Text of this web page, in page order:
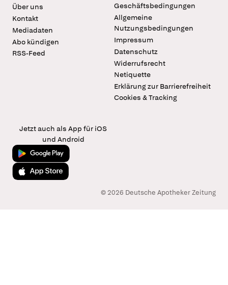
Über uns
Kontakt
Mediadaten
Abo kündigen
RSS-Feed
Geschäftsbedingungen
Allgemeine
Nutzungsbedingungen
Impressum
Datenschutz
Widerrufsrecht
Netiquette
Erklärung zur Barrierefreiheit
Cookies & Tracking
Jetzt auch als App für iOS
und Android
Jetzt bei Google Play
Laden im App Store
© 2026 Deutsche Apotheker Zeitung